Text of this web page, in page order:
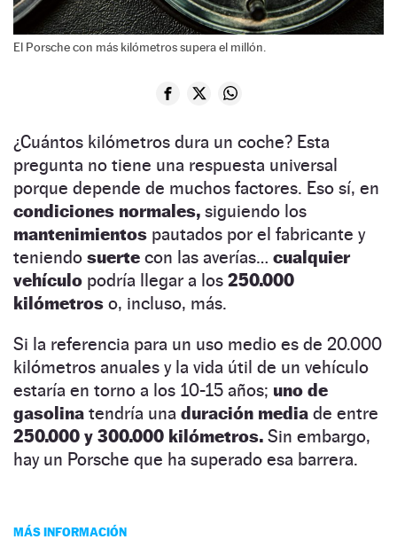
El Porsche con más kilómetros supera el millón.
¿Cuántos kilómetros dura un coche? Esta
pregunta no tiene una respuesta universal
porque depende de muchos factores. Eso sí, en
condiciones normales, siguiendo los
mantenimientos pautados por el fabricante y
teniendo suerte con las averías… cualquier
vehículo podría llegar a los 250.000
kilómetros o, incluso, más.
Si la referencia para un uso medio es de 20.000
kilómetros anuales y la vida útil de un vehículo
estaría en torno a los 10-15 años; uno de
gasolina tendría una duración media de entre
250.000 y 300.000 kilómetros. Sin embargo,
hay un Porsche que ha superado esa barrera.
MÁS INFORMACIÓN